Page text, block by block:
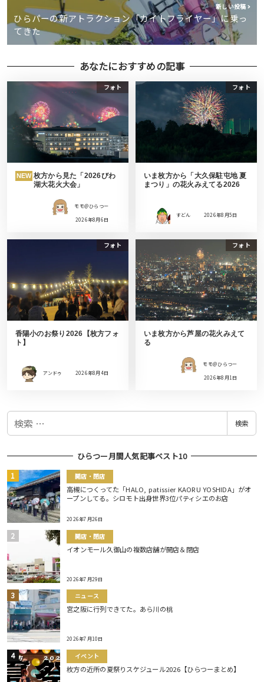
新しい投稿
ひらパーの新アトラクション「カイトフライヤー」に乗っ
てきた
あなたにおすすめの記事
フォト
NEW 枚方から見た「2026びわ
湖大花火大会」
モモ＠ひらつー
2026年8月6日
フォト
いま枚方から「大久保駐屯地 夏
まつり」の花火みえてる2026
すどん 2026年8月5日
フォト
香陽小のお祭り2026【枚方フォ
ト】
アンドゥ 2026年8月4日
フォト
いま枚方から芦屋の花火みえて
る
モモ＠ひらつー
2026年8月1日
検
検索
ひらつー月間人気記事ベスト10
開店・閉店
高槻につくってた「HALO, patissier KAORU YOSHIDA」がオ
ープンしてる。シロモト出身世界3位パティシエのお店
2026年7月26日
開店・閉店
イオンモール久御山の複数店舗が開店＆閉店
2026年7月29日
ニュース
宮之阪に行列できてた。あら川の桃
2026年7月10日
イベント
枚方の近所の夏祭りスケジュール2026【ひらつーまとめ】